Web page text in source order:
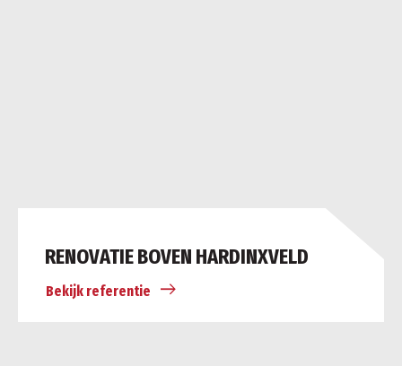
RENOVATIE BOVEN HARDINXVELD
Bekijk referentie